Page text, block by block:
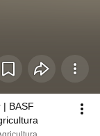
| BASF